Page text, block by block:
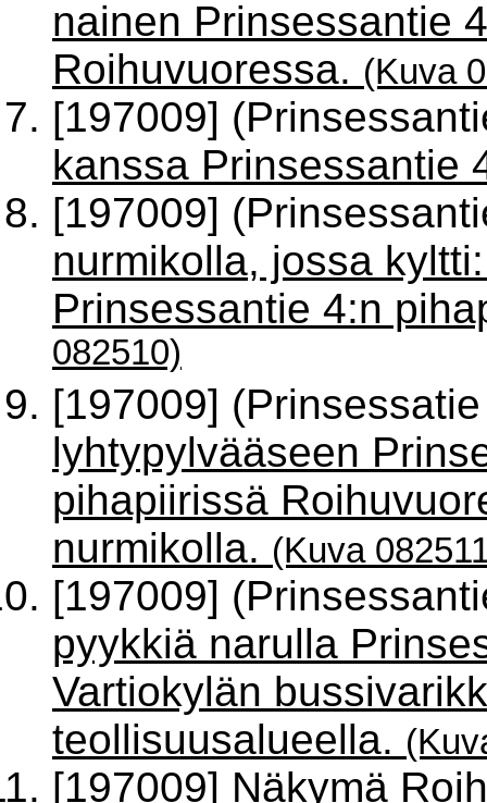
nainen Prinsessantie
Roihuvuoressa. (Kuva
[197009]
kanssa Prinsessantie
[197009]
nurmikolla, jossa
Prinsessantie 4:n
082510)
[197009]
lyhtypylvääseen
pihapiirissä
nurmikolla. (Kuva
[197009]
pyykkiä narulla
Vartiokylän
teollisuusalueella.
[197009] Näkymä